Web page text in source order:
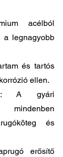
acélból
a legnagyobb
és tartós
ellen.
A gyári
és
erősítő